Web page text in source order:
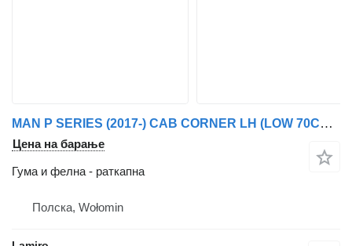
MAN P SERIES (2017-) CAB CORNER LH (LOW 70CM) за Scania
Цена на барање
Гума и фелна - раткапна
Полска, Wołomin